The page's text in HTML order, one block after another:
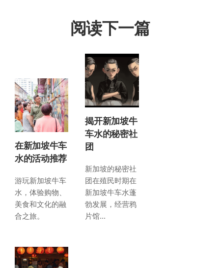
阅读下一篇
在新加坡牛车
水的活动推荐
游玩新加坡牛车
水，体验购物、
美食和文化的融
合之旅。
揭开新加坡牛
车水的秘密社
团
新加坡的秘密社
团在殖民时期在
新加坡牛车水蓬
勃发展，经营鸦
片馆...